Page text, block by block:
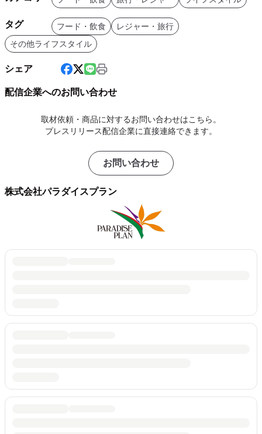
タグ フード・飲食
レジャー・旅行
その他ライフスタイル
シェア
配信企業へのお問い合わせ
取材依頼・商品に対するお問い合わせはこちら。
プレスリリース配信企業に直接連絡できます。
お問い合わせ
株式会社パラダイスプラン